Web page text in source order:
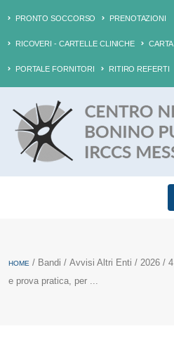
PRONTO SOCCORSO PRENOTAZIONI
RICOVERI - CARTELLE CLINICHE
PORTALE FORNITORI RITIRO REFERTI
HOME / Bandi / Avvisi Altri Enti / 2026 /
e prova pratica, per ...